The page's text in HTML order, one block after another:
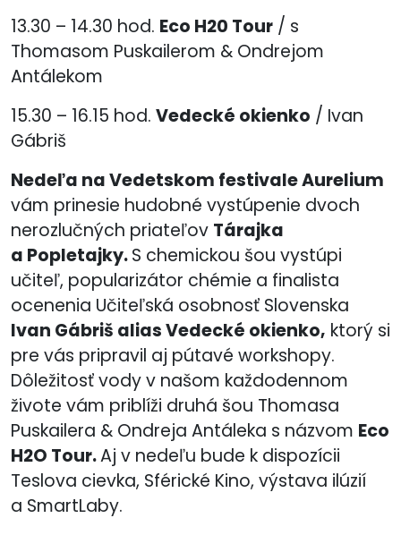
13.30 – 14.30 hod. Eco H20 Tour / s
Thomasom Puskailerom & Ondrejom
Antálekom
15.30 – 16.15 hod. Vedecké okienko / Ivan
Gábriš
Nedeľa na Vedetskom festivale Aurelium
vám prinesie hudobné vystúpenie dvoch
nerozlučných priateľov Tárajka
a Popletajky.S chemickou šou vystúpi
učiteľ, popularizátor chémie a finalista
ocenenia Učiteľská osobnosť Slovenska
Ivan Gábriš alias Vedecké okienko, ktorý si
pre vás pripravil aj pútavé workshopy.
Dôležitosť vody v našom každodennom
živote vám priblíži druhá šou Thomasa
Puskailera & Ondreja Antáleka s názvom Eco
H2O Tour.Aj v nedeľu bude k dispozícii
Teslova cievka, Sférické Kino, výstava ilúzií
a SmartLaby.